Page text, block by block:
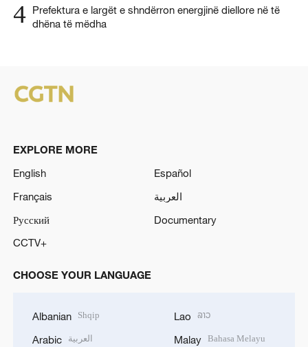
4 Prefektura e largët e shndërron energjinë diellore në të
dhëna të mëdha
EXPLORE MORE
English
Español
Français
العربية
Русский
Documentary
CCTV+
CHOOSE YOUR LANGUAGE
Albanian Shqip
Arabic العربية
Lao ລາວ
Malay Bahasa Melayu